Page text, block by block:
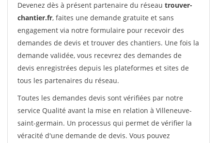
Devenez dès à présent partenaire du réseau trouver-
chantier.fr, faites une demande gratuite et sans
engagement via notre formulaire pour recevoir des
demandes de devis et trouver des chantiers. Une fois la
demande validée, vous recevrez des demandes de
devis enregistrées depuis les plateformes et sites de
tous les partenaires du réseau.
Toutes les demandes devis sont vérifiées par notre
service Qualité avant la mise en relation à Villeneuve-
saint-germain. Un processus qui permet de vérifier la
véracité d'une demande de devis. Vous pouvez